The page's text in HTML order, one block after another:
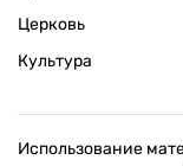
Церковь
Культура
Использование